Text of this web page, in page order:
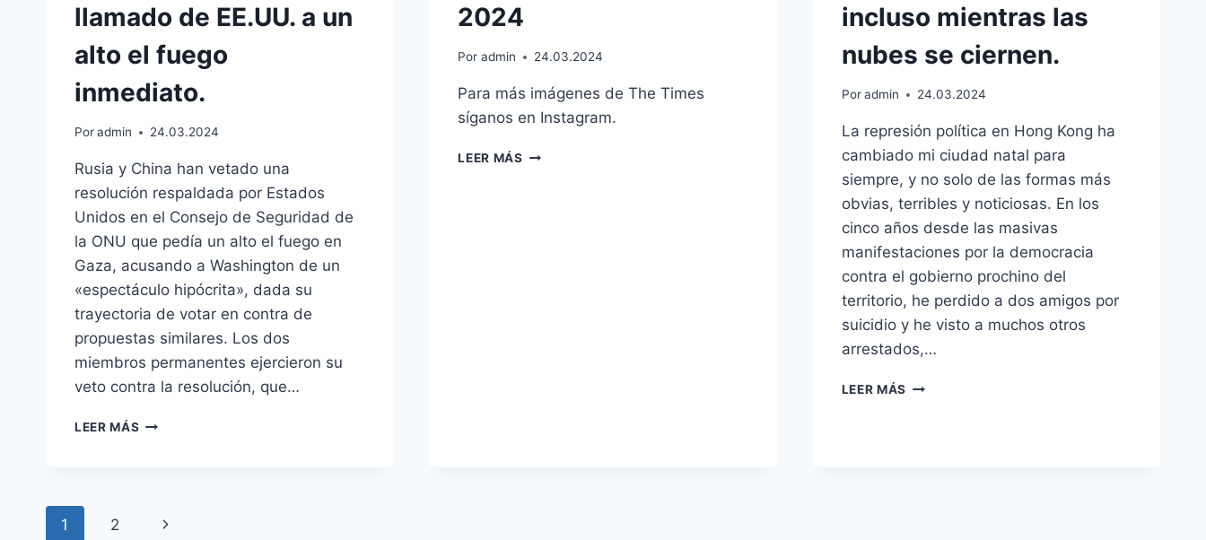
llamado de EE.UU. a un
alto el fuego
inmediato.
Poradmin 24.03.2024
Rusia y China han vetado una
resolución respaldada por Estados
Unidos en el Consejo de Seguridad de
la ONU que pedía un alto el fuego en
Gaza, acusando a Washington de un
«espectáculo hipócrita», dada su
trayectoria de votar en contra de
propuestas similares. Los dos
miembros permanentes ejercieron su
veto contra la resolución, que…
LEER MÁS ISRAEL-
CHINA
2024
Por admin 24.03.2024
Para más imágenes de The Times
síganos en Instagram.
LEER MÁS NOTICIAS
incluso mientras las
nubes se ciernen.
Por admin 24.03.2024
La represión política en Hong Kong ha
cambiado mi ciudad natal para
siempre, y no solo de las formas más
obvias, terribles y noticiosas. En los
cinco años desde las masivas
manifestaciones por la democracia
contra el gobierno prochino del
territorio, he perdido a dos amigos por
suicidio y he visto a muchos otros
arrestados,…
LEER MÁS HONG
Navegación
1 2 Siguiente